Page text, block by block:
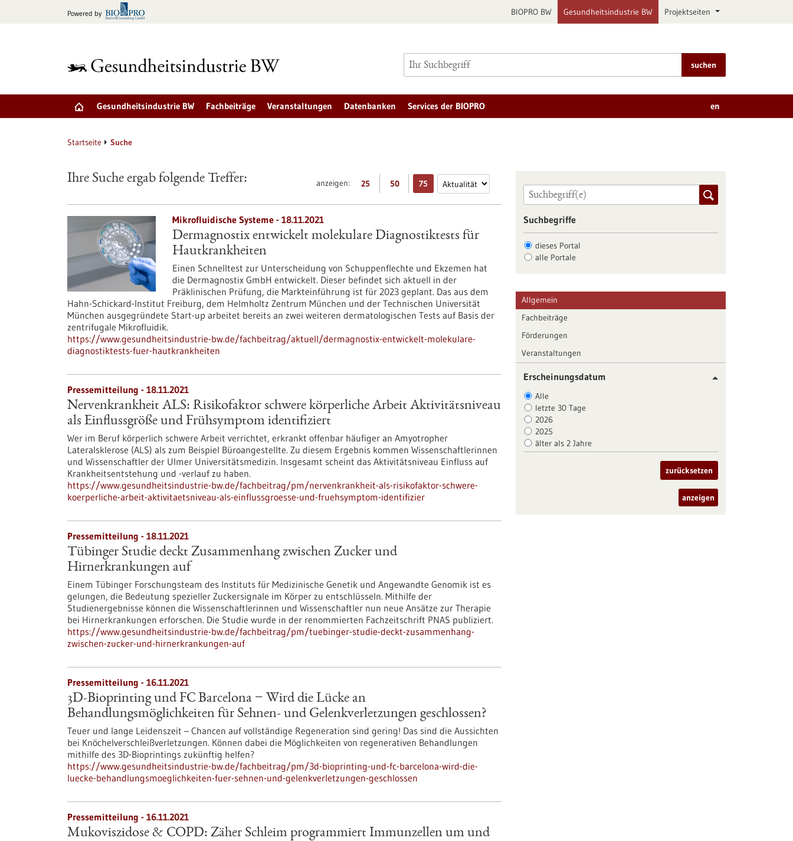
Powered by BIOPRO BW Gesundheitsindustrie BW Projektseiten
suchen
Gesundheitsindustrie BW Fachbeiträge Veranstaltungen Datenbanken Services der BIOPRO en
Startseite Suche
anzeigen: 25 50 75
Ihre Suche ergab folgende Treffer:
Mikrofluidische Systeme - 18.11.2021
Dermagnostix entwickelt molekulare Diagnostiktests für
Hautkrankheiten
Einen Schnelltest zur Unterscheidung von Schuppenflechte und Ekzemen hat
die Dermagnostix GmbH entwickelt. Dieser befindet sich aktuell in der
Präklinischen Prüfung, die Markteinführung ist für 2023 geplant. Das aus dem
Hahn-Schickard-Institut Freiburg, dem Helmholtz Zentrum München und der Technischen Universität
München ausgegründete Start-up arbeitet bereits an zwei weiteren dermatologischen Tests auf Basis der
zentrifugale Mikrofluidik.
https://www.gesundheitsindustrie-bw.de/fachbeitrag/aktuell/dermagnostix-entwickelt-molekulare-
diagnostiktests-fuer-hautkrankheiten
Pressemitteilung - 18.11.2021
Nervenkrankheit ALS: Risikofaktor schwere körperliche Arbeit Aktivitätsniveau
als Einflussgröße und Frühsymptom identifiziert
Wer im Beruf körperlich schwere Arbeit verrichtet, erkrankt offenbar häufiger an Amyotropher
Lateralsklerose (ALS) als zum Beispiel Büroangestellte. Zu diesem Ergebnis kommen Wissenschaftlerinnen
und Wissenschaftler der Ulmer Universitätsmedizin. Insgesamt scheint das Aktivitätsniveau Einfluss auf
Krankheitsentstehung und -verlauf zu haben.
https://www.gesundheitsindustrie-bw.de/fachbeitrag/pm/nervenkrankheit-als-risikofaktor-schwere-
koerperliche-arbeit-aktivitaetsniveau-als-einflussgroesse-und-fruehsymptom-identifizier
Pressemitteilung - 18.11.2021
Tübinger Studie deckt Zusammenhang zwischen Zucker und
Hirnerkrankungen auf
Einem Tübinger Forschungsteam des Instituts für Medizinische Genetik und Angewandte Genomik ist es
gelungen, die Bedeutung spezieller Zuckersignale im Körper zu entschlüsseln. Mithilfe der
Studienergebnisse können die Wissenschaftlerinnen und Wissenschaftler nun neue Ansätze zur Therapie
bei Hirnerkrankungen erforschen. Die Studie wurde in der renommierten Fachzeitschrift PNAS publiziert.
https://www.gesundheitsindustrie-bw.de/fachbeitrag/pm/tuebinger-studie-deckt-zusammenhang-
zwischen-zucker-und-hirnerkrankungen-auf
Pressemitteilung - 16.11.2021
3D-Bioprinting und FC Barcelona − Wird die Lücke an
Behandlungsmöglichkeiten für Sehnen- und Gelenkverletzungen geschlossen?
Teuer und lange Leidenszeit – Chancen auf vollständige Regeneration sind gering! Das sind die Aussichten
bei Knöchelverschleißverletzungen. Können dabei die Möglichkeiten von regenerativen Behandlungen
mithilfe des 3D-Bioprintings zukünftig helfen?
https://www.gesundheitsindustrie-bw.de/fachbeitrag/pm/3d-bioprinting-und-fc-barcelona-wird-die-
luecke-behandlungsmoeglichkeiten-fuer-sehnen-und-gelenkverletzungen-geschlossen
Pressemitteilung - 16.11.2021
Mukoviszidose & COPD: Zäher Schleim programmiert Immunzellen um und
Suchbegriffe
dieses Portal
alle Portale
Allgemein
Fachbeiträge
Förderungen
Veranstaltungen
Erscheinungsdatum
Alle
letzte 30 Tage
2026
2025
älter als 2 Jahre
zurücksetzen
anzeigen